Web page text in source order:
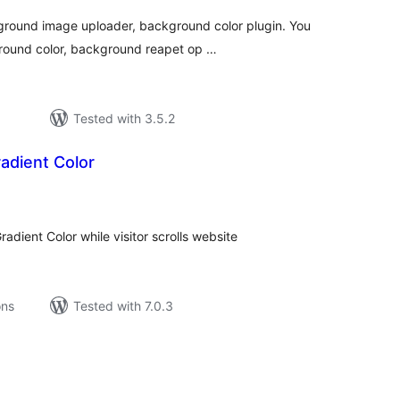
image uploader, background color plugin. You
color, background reapet op …
Tested with 3.5.2
Color
Color while visitor scrolls website
Tested with 7.0.3